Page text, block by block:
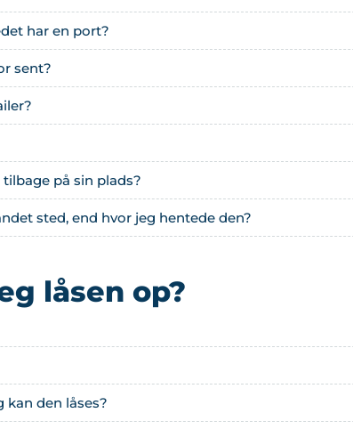
har en port?
sent?
på sin plads?
sted, end hvor jeg hentede den?
låsen op?
kan den låses?